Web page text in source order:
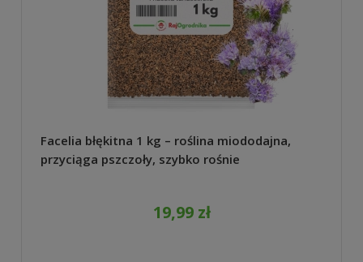
Facelia błękitna 1 kg – roślina miododajna,
przyciąga pszczoły, szybko rośnie
19,99 zł